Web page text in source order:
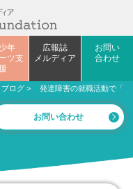
年
ツ支
広報誌
メルディア
お問い
合わせ
ブログ > 発達障害の就職活動で「
お問い合わせ